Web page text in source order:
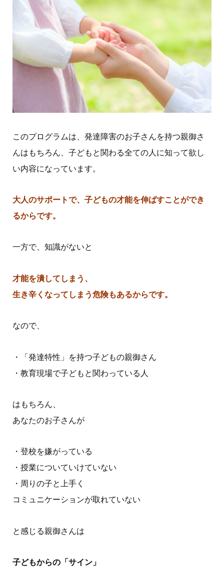
このプログラムは、発達障害のお子さんを持つ親御さ
んはもちろん、子どもと関わる全ての人に知って欲し
い内容になっています。
大人のサポートで、子どもの才能を伸ばすことができ
るからです。
一方で、知識がないと
才能を潰してしまう、
生き辛くなってしまう危険もあるからです。
なので、
・「発達特性」を持つ子どもの親御さん
・教育現場で子どもと関わっている人
はもちろん、
あなたのお子さんが
・登校を嫌がっている
・授業についていけていない
・周りの子と上手く
コミュニケーションが取れていない
と感じる親御さんは
子どもからの「サイン」